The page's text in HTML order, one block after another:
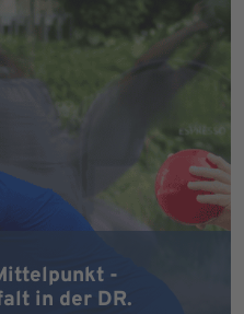
-
in der DR.